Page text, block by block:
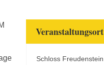
Veranstaltungsort
Schloss Freudenstein